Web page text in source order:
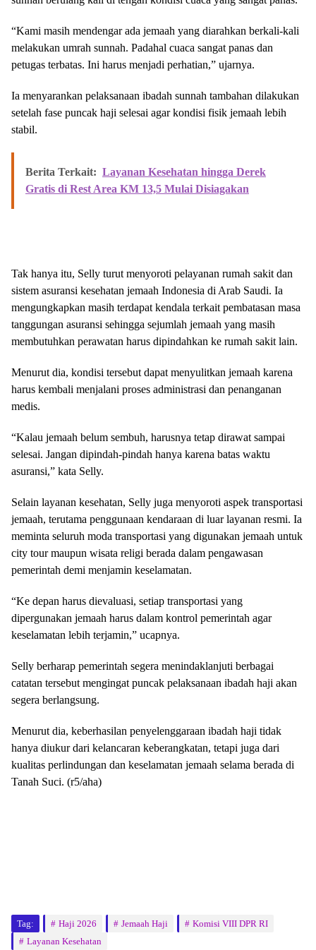
“Kami masih mendengar ada jemaah yang diarahkan berkali-kali
melakukan umrah sunnah. Padahal cuaca sangat panas dan
petugas terbatas. Ini harus menjadi perhatian,” ujarnya.
Ia menyarankan pelaksanaan ibadah sunnah tambahan dilakukan
setelah fase puncak haji selesai agar kondisi fisik jemaah lebih
stabil.
Berita Terkait: Layanan Kesehatan hingga Derek
Gratis di Rest Area KM 13,5 Mulai Disiagakan
Tak hanya itu, Selly turut menyoroti pelayanan rumah sakit dan
sistem asuransi kesehatan jemaah Indonesia di Arab Saudi. Ia
mengungkapkan masih terdapat kendala terkait pembatasan masa
tanggungan asuransi sehingga sejumlah jemaah yang masih
membutuhkan perawatan harus dipindahkan ke rumah sakit lain.
Menurut dia, kondisi tersebut dapat menyulitkan jemaah karena
harus kembali menjalani proses administrasi dan penanganan
medis.
“Kalau jemaah belum sembuh, harusnya tetap dirawat sampai
selesai. Jangan dipindah-pindah hanya karena batas waktu
asuransi,” kata Selly.
Selain layanan kesehatan, Selly juga menyoroti aspek transportasi
jemaah, terutama penggunaan kendaraan di luar layanan resmi. Ia
meminta seluruh moda transportasi yang digunakan jemaah untuk
city tour maupun wisata religi berada dalam pengawasan
pemerintah demi menjamin keselamatan.
“Ke depan harus dievaluasi, setiap transportasi yang
dipergunakan jemaah harus dalam kontrol pemerintah agar
keselamatan lebih terjamin,” ucapnya.
Selly berharap pemerintah segera menindaklanjuti berbagai
catatan tersebut mengingat puncak pelaksanaan ibadah haji akan
segera berlangsung.
Menurut dia, keberhasilan penyelenggaraan ibadah haji tidak
hanya diukur dari kelancaran keberangkatan, tetapi juga dari
kualitas perlindungan dan keselamatan jemaah selama berada di
Tanah Suci. (r5/aha)
Tag: Haji 2026 Jemaah Haji
Komisi VIII DPR RI
Layanan Kesehatan